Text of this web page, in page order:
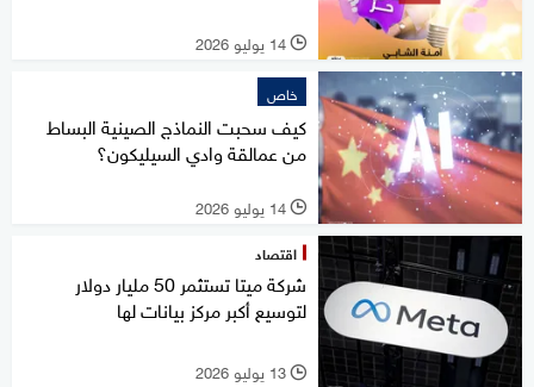
l 14 يوليو 2026
خاص
كيف سحبت النماذج الصينية البساط
من عمالقة وادي السيليكون؟
l 14 يوليو 2026
اقتصاد
شركة ميتا تستثمر 50 مليار دولار
لتوسيع أكبر مركز بيانات لها
l 13 يوليو 2026